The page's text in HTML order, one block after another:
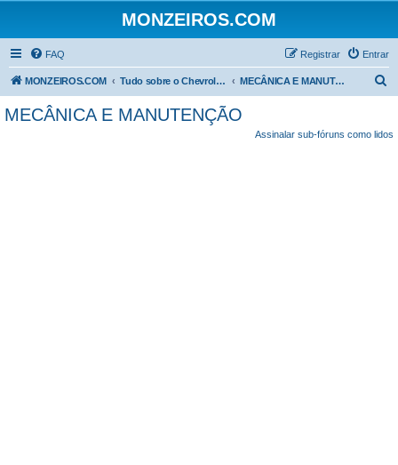
MONZEIROS.COM
FAQ Entrar
Registrar
MONZEIROS.COM Tudo sobre o Chevrolet Monza! MECÂNICA E MANUTENÇÃO
MECÂNICA E MANUTENÇÃO
Assinalar sub-fóruns como lidos